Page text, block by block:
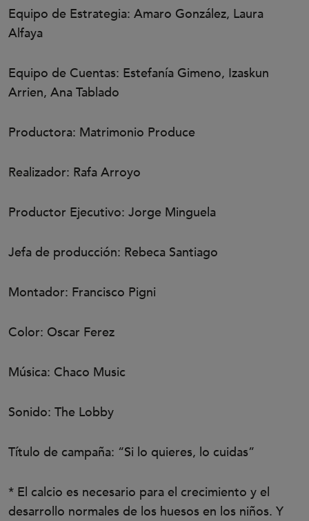
Equipo de Estrategia: Amaro González, Laura
Alfaya
Equipo de Cuentas: Estefanía Gimeno, Izaskun
Arrien, Ana Tablado
Productora: Matrimonio Produce
Realizador: Rafa Arroyo
Productor Ejecutivo: Jorge Minguela
Jefa de producción: Rebeca Santiago
Montador: Francisco Pigni
Color: Oscar Ferez
Música: Chaco Music
Sonido: The Lobby
Título de campaña: “Si lo quieres, lo cuidas”
* El calcio es necesario para el crecimiento y el
desarrollo normales de los huesos en los niños. Y